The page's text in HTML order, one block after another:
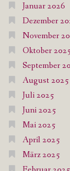
Januar 2026
Dezember
November
Oktober
September
August 2025
Juli 2025
Juni 2025
Mai 2025
April 2025
März 2025